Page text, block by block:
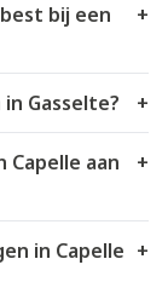
bij een
+
Gasselte? +
Capelle aan
+
in Capelle +